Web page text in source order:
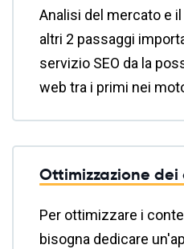
Analisi del mercato e
altri 2 passaggi
servizio SEO da la
web tra i primi nei
Ottimizzazione
Per ottimizzare i
bisogna dedicare